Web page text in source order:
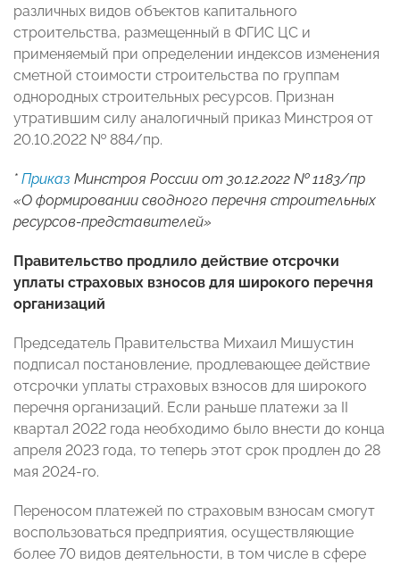
различных видов объектов капитального
строительства, размещенный в ФГИС ЦС и
применяемый при определении индексов изменения
сметной стоимости строительства по группам
однородных строительных ресурсов. Признан
утратившим силу аналогичный приказ Минстроя от
20.10.2022 № 884/пр.
* Приказ Минстроя России от 30.12.2022 № 1183/пр
«О формировании сводного перечня строительных
ресурсов-представителей»
Правительство продлило действие отсрочки
уплаты страховых взносов для широкого перечня
организаций
Председатель Правительства Михаил Мишустин
подписал постановление, продлевающее действие
отсрочки уплаты страховых взносов для широкого
перечня организаций. Если раньше платежи за II
квартал 2022 года необходимо было внести до конца
апреля 2023 года, то теперь этот срок продлен до 28
мая 2024-го.
Переносом платежей по страховым взносам смогут
воспользоваться предприятия, осуществляющие
более 70 видов деятельности, в том числе в сфере